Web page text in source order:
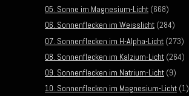
05. Sonne im Magnesium-Licht (668)
06. Sonnenflecken im Weisslicht (284)
07. Sonnenflecken im H-Alpha-Licht (273)
08. Sonnenflecken im Kalzium-Licht (264)
09. Sonnenflecken im Natrium-Licht (9)
10. Sonnenflecken im Magnesium-Licht (1)